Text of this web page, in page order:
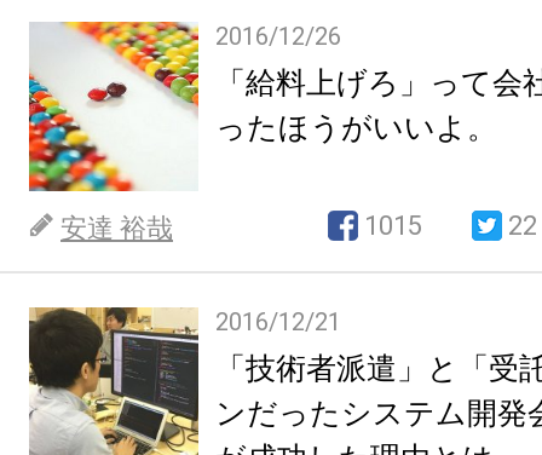
2016/12/26
「給料上げろ」って
ったほうがいいよ。
安達 裕哉 1015 22
2016/12/21
「技術者派遣」と「受
ンだったシステム開発